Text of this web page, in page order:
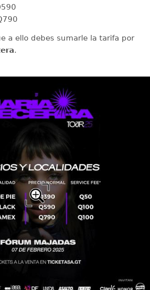
a ello debes sumarle la tarifa por
.